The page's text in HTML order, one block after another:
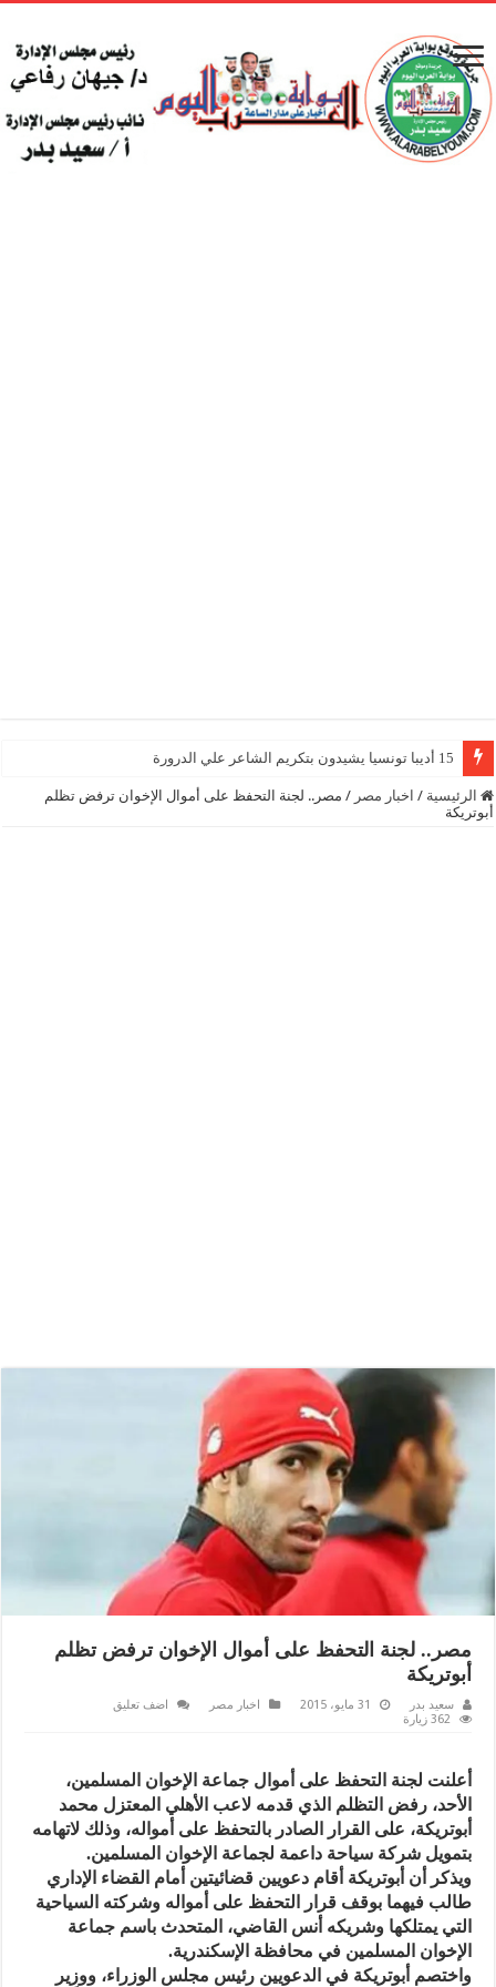
15 أديبا تونسيا يشيدون بتكريم الشاعر علي الدرورة
الرئيسية / اخبار مصر / مصر.. لجنة التحفظ على أموال الإخوان ترفض تظلم
أبوتريكة
مصر.. لجنة التحفظ على أموال الإخوان ترفض تظلم
أبوتريكة
سعيد بدر 31 مايو، 2015 اخبار مصر
اضف تعليق
362 زيارة
أعلنت لجنة التحفظ على أموال جماعة الإخوان المسلمين،
الأحد، رفض التظلم الذي قدمه لاعب الأهلي المعتزل محمد
أبوتريكة، على القرار الصادر بالتحفظ على أمواله، وذلك لاتهامه
بتمويل شركة سياحة داعمة لجماعة الإخوان المسلمين.
ويذكر أن أبوتريكة أقام دعويين قضائيتين أمام القضاء الإداري
طالب فيهما بوقف قرار التحفظ على أمواله وشركته السياحية
التي يمتلكها وشريكه أنس القاضي، المتحدث باسم جماعة
الإخوان المسلمين في محافظة الإسكندرية.
واختصم أبوتريكة في الدعويين رئيس مجلس الوزراء، ووزير